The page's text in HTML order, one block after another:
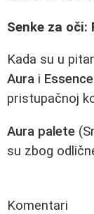
Senke za
Kada su u
Aura i Essence
pristupačnoj
Aura palete
su zbog
Komentari